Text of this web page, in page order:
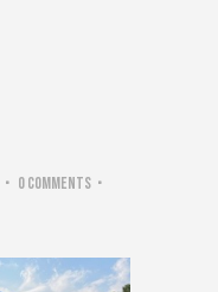
0 Comments